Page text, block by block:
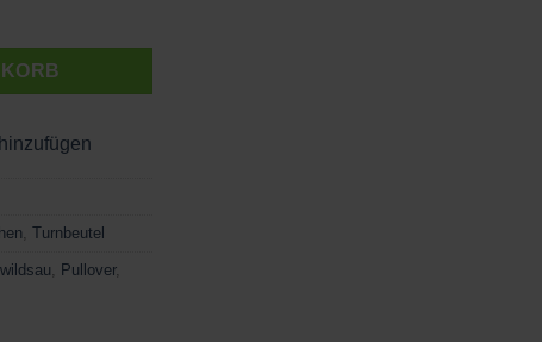
Turnbeutel
wildsau Pullover,